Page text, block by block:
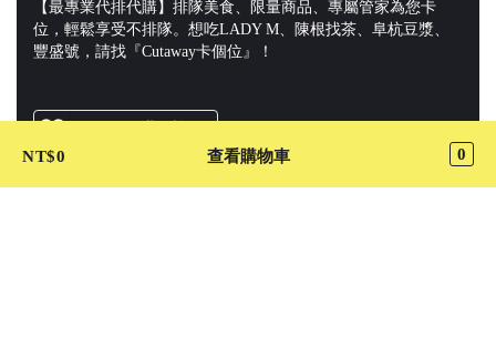
【最專業代排代購】排隊美食、限量商品、專屬管家為您卡
位，輕鬆享受不排隊。想吃LADY M、陳根找茶、阜杭豆漿、
豐盛號，請找『Cutaway卡個位』！
加入 LINE@ 好友
NT$0 查看購物車 0